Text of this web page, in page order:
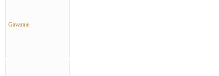
Gavarnie